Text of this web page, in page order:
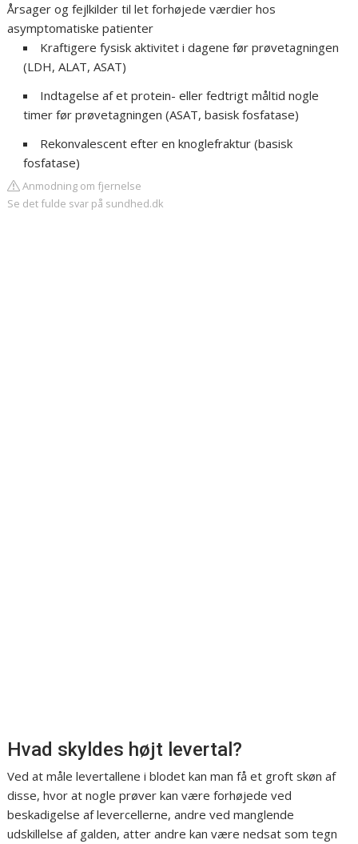
Årsager og fejlkilder til let forhøjede værdier hos
asymptomatiske patienter
Kraftigere fysisk aktivitet i dagene før prøvetagningen
(LDH, ALAT, ASAT)
Indtagelse af et protein- eller fedtrigt måltid nogle
timer før prøvetagningen (ASAT, basisk fosfatase)
Rekonvalescent efter en knoglefraktur (basisk
fosfatase)
Anmodning om fjernelse
Se det fulde svar på sundhed.dk
Hvad skyldes højt levertal?
Ved at måle levertallene i blodet kan man få et groft skøn af
disse, hvor at nogle prøver kan være forhøjede ved
beskadigelse af levercellerne, andre ved manglende
udskillelse af galden, atter andre kan være nedsat som tegn